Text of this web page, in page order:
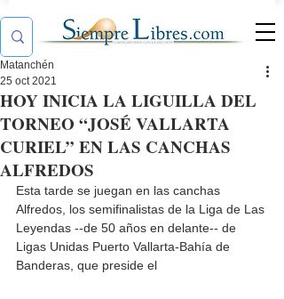
HOY INICIA LA LIGUILLA DEL
TORNEO “JOSÉ VALLARTA
CURIEL” EN LAS CANCHAS
ALFREDOS
Matanchén
25 oct 2021
Esta tarde se juegan en las canchas
Alfredos, los semifinalistas de la Liga de Las
Leyendas --de 50 años en delante-- de
Ligas Unidas Puerto Vallarta-Bahía de
Banderas, que preside el